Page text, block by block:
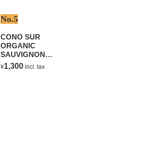
No.5
CONO SUR
ORGANIC
SAUVIGNON
BLANC
¥1,300 incl. tax